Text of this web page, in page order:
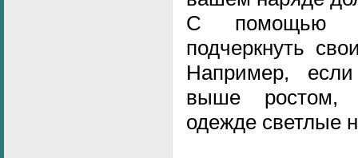
С помощью
подчеркнуть
Например,
выше ростом,
одежде светлые